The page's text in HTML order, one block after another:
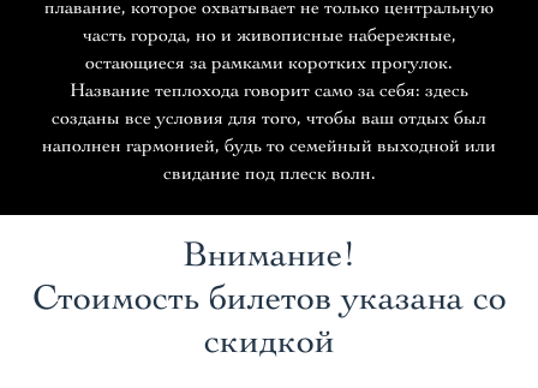
плавание, которое охватывает не только центральную
часть города, но и живописные набережные,
остающиеся за рамками коротких прогулок.
Название теплохода говорит само за себя: здесь
созданы все условия для того, чтобы ваш отдых был
наполнен гармонией, будь то семейный выходной или
свидание под плеск волн.
Внимание!
Стоимость билетов указана со
скидкой